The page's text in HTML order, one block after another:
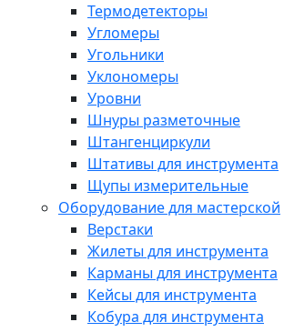
Термодетекторы
Угломеры
Угольники
Уклономеры
Уровни
Шнуры разметочные
Штангенциркули
Штативы для инструмента
Щупы измерительные
Оборудование для мастерской
Верстаки
Жилеты для инструмента
Карманы для инструмента
Кейсы для инструмента
Кобура для инструмента